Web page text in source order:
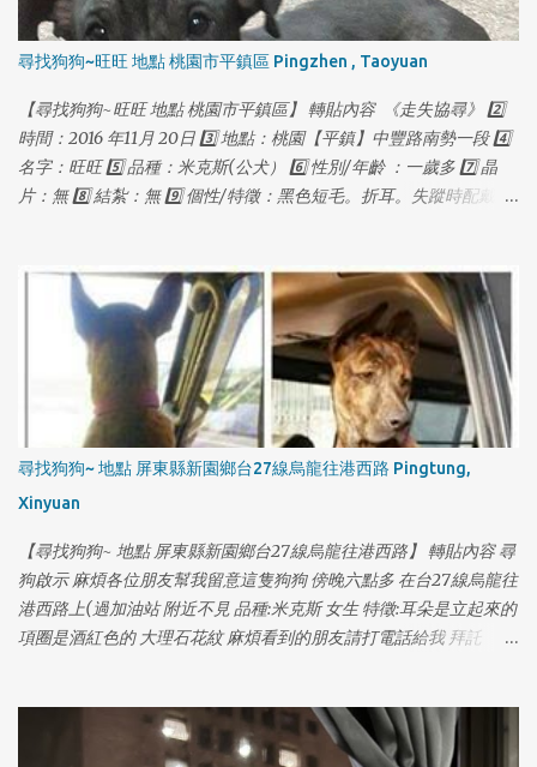
尋找狗狗~旺旺 地點 桃園市平鎮區 Pingzhen , Taoyuan
【尋找狗狗~旺旺 地點 桃園市平鎮區】 轉貼內容 《走失協尋》 2️⃣
時間：2016 年11月 20日 3️⃣ 地點：桃園【平鎮】中豐路南勢一段 4️⃣
名字：旺旺 5️⃣ 品種：米克斯(公犬） 6️⃣ 性別/年齡 ：一歲多 7️⃣ 晶
片：無 8️⃣ 結紮：無 9️⃣ 個性/特徵：黑色短毛。折耳。失蹤時配戴紅
尋找狗狗~ 地點 屏東縣新園鄉台27線烏龍往港西路 Pingtung,
Xinyuan
【尋找狗狗~ 地點 屏東縣新園鄉台27線烏龍往港西路】 轉貼內容 尋
狗啟示 麻煩各位朋友幫我留意這隻狗狗 傍晚六點多 在台27線烏龍往
港西路上(過加油站 附近不見 品種:米克斯 女生 特徵:耳朵是立起來的
項圈是酒紅色的 大理石花紋 麻煩看到的朋友請打電話給我 拜託